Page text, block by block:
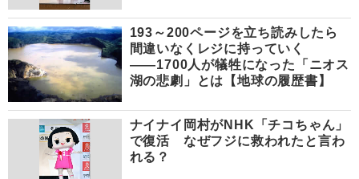
193～200ページを立ち読みしたら
間違いなくレジに持っていく
――1700人が犠牲になった「ニオス
湖の悲劇」とは【地球の履歴書】
ナイナイ岡村がNHK「チコちゃん」
で復活 なぜフジに救われたと言わ
れる？